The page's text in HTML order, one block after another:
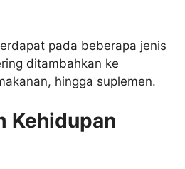
pada beberapa jenis
ditambahkan ke
hingga suplemen.
Kehidupan